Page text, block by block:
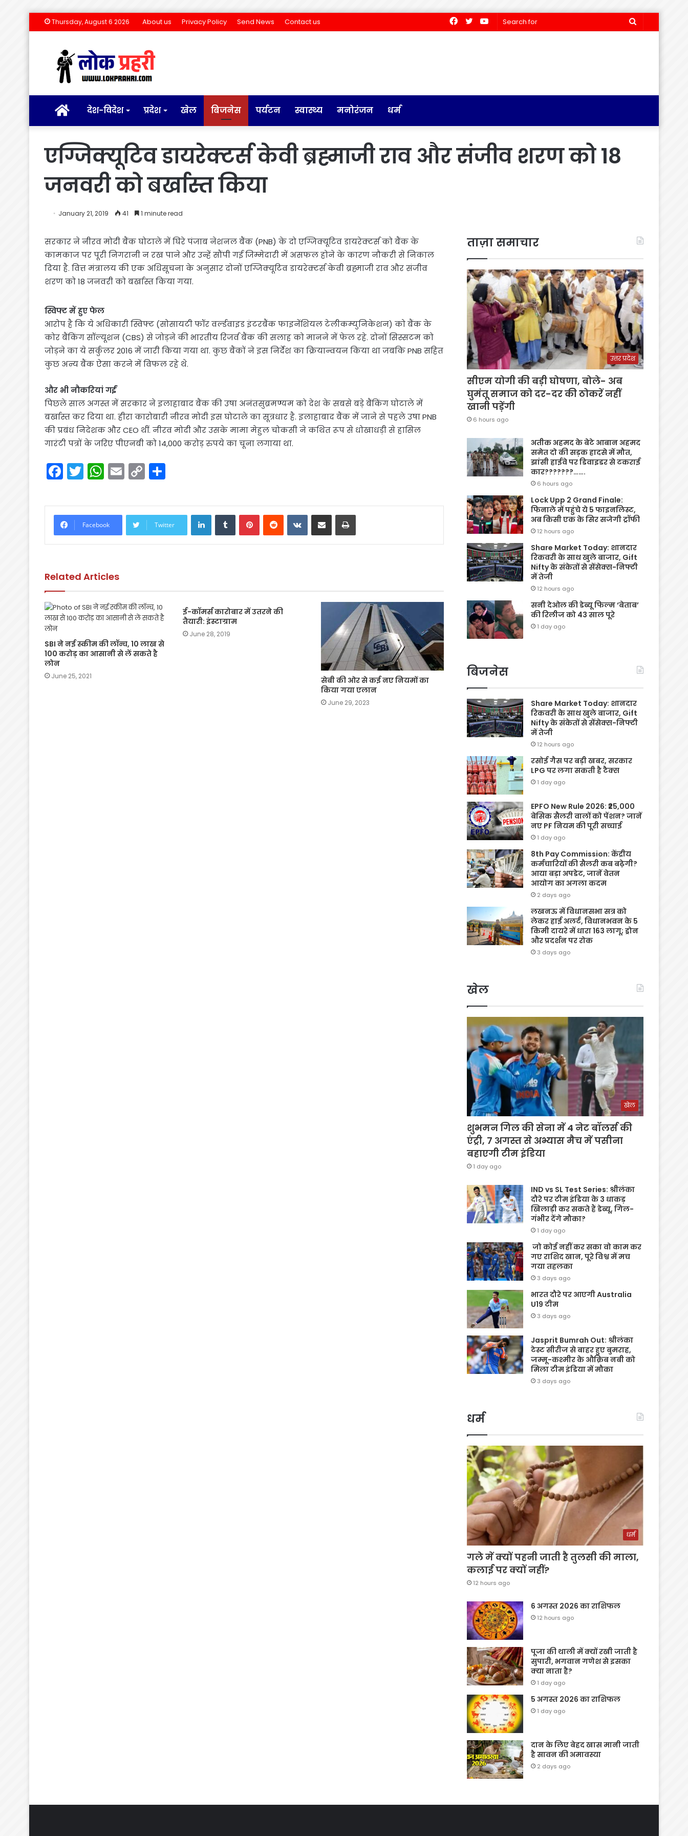
Thursday, August 6 2026 About us Privacy Policy Send News Contact us
Search
YouTube
Twitter
Facebook
होम देश-विदेश प्रदेश खेल बिजनेस पर्यटन स्वास्थ्य मनोरंजन धर्म
एग्जिक्यूटिव डायरेक्टर्स केवी ब्रह्माजी राव और संजीव शरण को 18
जनवरी को बर्खास्त किया
January 21, 2019 41 1 minute read
सरकार ने नीरव मोदी बैंक घोटाले में घिरे पंजाब नेशनल बैंक (PNB) के दो एग्जिक्यूटिव डायरेक्टर्स को बैंक के
कामकाज पर पूरी निगरानी न रख पाने और उन्हें सौंपी गई जिम्मेदारी में असफल होने के कारण नौकरी से निकाल
दिया है. वित्त मंत्रालय की एक अधिसूचना के अनुसार दोनों एग्जिक्यूटिव डायरेक्टर्स केवी ब्रह्माजी राव और संजीव
शरण को 18 जनवरी को बर्खास्त किया गया.
स्विफ्ट में हुए फेल
आरोप है कि ये अधिकारी स्विफ्ट (सोसायटी फॉर वर्ल्डवाइड इंटरबैंक फाइनेंशियल टेलीकम्युनिकेशन) को बैंक के
कोर बैंकिंग सॉल्यूशन (CBS) से जोड़ने की भारतीय रिजर्व बैंक की सलाह को मानने में फेल रहे. दोनों सिस्सटम को
जोड़ने का ये सर्कुलर 2016 में जारी किया गया था. कुछ बैंकों ने इस निर्देश का क्रियान्वयन किया था जबकि PNB सहित
कुछ अन्य बैंक ऐसा करने में विफल रहे थे.
और भी नौकरियां गईं
पिछले साल अगस्त में सरकार ने इलाहाबाद बैंक की उषा अनंतसुब्रमण्यम को देश के सबसे बड़े बैंकिंग घोटाले में
बर्खास्त कर दिया था. हीरा कारोबारी नीरव मोदी इस घोटाले का सूत्रधार है. इलाहाबाद बैंक में जाने से पहले उषा PNB
की प्रबंध निदेशक और CEO थीं. नीरव मोदी और उसके मामा मेहुल चोकसी ने कथित रूप से धोखाधड़ी से हासिल
गारंटी पत्रों के जरिए पीएनबी को 14,000 करोड़ रुपये का चूना लगाया था.
F
a
c
e
b
o
k
T
w
itt
er
W
h
a
ts
A
p
E
m
ai
l
C
o
p
y
Li
ar
e
Facebook Twitter
LinkedInTumblrPinterestReddit VKontakte
Share via Email Print
Related Articles
SBI ने नई स्कीम की लॉन्च, 10 लाख से
100 करोड़ का आसानी से लें सकते है
लोन
June 25, 2021
ई-कॉमर्स कारोबार में उतरने की
तैयारी: इंस्टाग्राम
June 28, 2019
सेबी की ओर से कई नए नियमों का
किया गया एलान
June 29, 2023
ताज़ा समाचार
उत्तर प्रदेश
सीएम योगी की बड़ी घोषणा, बोले- अब
घुमंतू समाज को दर-दर की ठोकरें नहीं
खानी पड़ेंगी
6 hours ago
अतीक अहमद के बेटे आबान अहमद
समेत दो की सड़क हादसे में मौत,
झांसी हाईवे पर डिवाइडर से टकराई
कार???????…….
6 hours ago
Lock Upp 2 Grand Finale:
फिनाले में पहुंचे ये 5 फाइनलिस्ट,
अब किसी एक के सिर सजेगी ट्रॉफी
12 hours ago
Share Market Today: शानदार
रिकवरी के साथ खुले बाजार, Gift
Nifty के संकेतों से सेंसेक्स-निफ्टी
में तेजी
12 hours ago
सनी देओल की डेब्यू फिल्म ‘बेताब’
की रिलीज को 43 साल पूरे
1 day ago
बिजनेस
Share Market Today: शानदार
रिकवरी के साथ खुले बाजार, Gift
Nifty के संकेतों से सेंसेक्स-निफ्टी
में तेजी
12 hours ago
रसोई गैस पर बड़ी खबर, सरकार
LPG पर लगा सकती है टैक्स
1 day ago
EPFO New Rule 2026: ₹25,000
बेसिक सैलरी वालों को पेंशन? जानें
नए PF नियम की पूरी सच्चाई
1 day ago
8th Pay Commission: केंद्रीय
कर्मचारियों की सैलरी कब बढ़ेगी?
आया बड़ा अपडेट, जानें वेतन
आयोग का अगला कदम
2 days ago
लखनऊ में विधानसभा सत्र को
लेकर हाई अलर्ट, विधानभवन के 5
किमी दायरे में धारा 163 लागू; ड्रोन
और प्रदर्शन पर रोक
3 days ago
खेल
खेल
शुभमन गिल की सेना में 4 नेट बॉलर्स की
एंट्री, 7 अगस्त से अभ्यास मैच में पसीना
बहाएगी टीम इंडिया
1 day ago
IND vs SL Test Series: श्रीलंका
दौरे पर टीम इंडिया के 3 धाकड़
खिलाड़ी कर सकते हैं डेब्यू, गिल-
गंभीर देंगे मौका?
1 day ago
जो कोई नहीं कर सका वो काम कर
गए राशिद खान, पूरे विश्व में मच
गया तहलका
3 days ago
भारत दौरे पर आएगी Australia
U19 टीम
3 days ago
Jasprit Bumrah Out: श्रीलंका
टेस्ट सीरीज से बाहर हुए बुमराह,
जम्मू-कश्मीर के औक़िब नबी को
मिला टीम इंडिया में मौका
3 days ago
धर्म
धर्म
गले में क्यों पहनी जाती है तुलसी की माला,
कलाई पर क्यों नहीं?
12 hours ago
6 अगस्त 2026 का राशिफल
12 hours ago
पूजा की थाली में क्यों रखी जाती है
सुपारी, भगवान गणेश से इसका
क्या नाता है?
1 day ago
5 अगस्त 2026 का राशिफल
1 day ago
दान के लिए बेहद खास मानी जाती
है सावन की अमावस्या
2 days ago